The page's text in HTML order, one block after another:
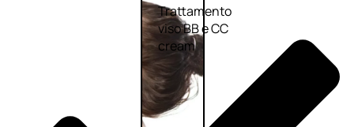
Trattamento
viso BB e CC
cream